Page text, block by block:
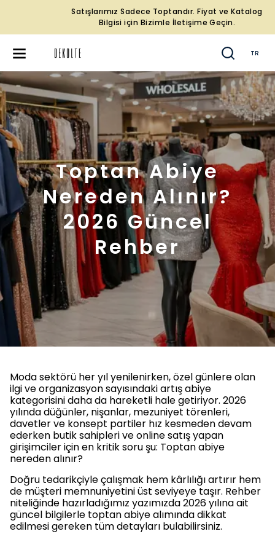
Satışlarımız Sadece Toptandır. Fiyat ve Katalog
Bilgisi için Bizimle İletişime Geçin.
TR
Toptan Abiye
Nereden Alınır?
2026 Güncel
Rehber
Moda sektörü her yıl yenilenirken, özel günlere olan
ilgi ve organizasyon sayısındaki artış abiye
kategorisini daha da hareketli hale getiriyor. 2026
yılında düğünler, nişanlar, mezuniyet törenleri,
davetler ve konsept partiler hız kesmeden devam
ederken butik sahipleri ve online satış yapan
girişimciler için en kritik soru şu: Toptan abiye
nereden alınır?
Doğru tedarikçiyle çalışmak hem kârlılığı artırır hem
de müşteri memnuniyetini üst seviyeye taşır. Rehber
niteliğinde hazırladığımız yazımızda 2026 yılına ait
güncel bilgilerle toptan abiye alımında dikkat
edilmesi gereken tüm detayları bulabilirsiniz.